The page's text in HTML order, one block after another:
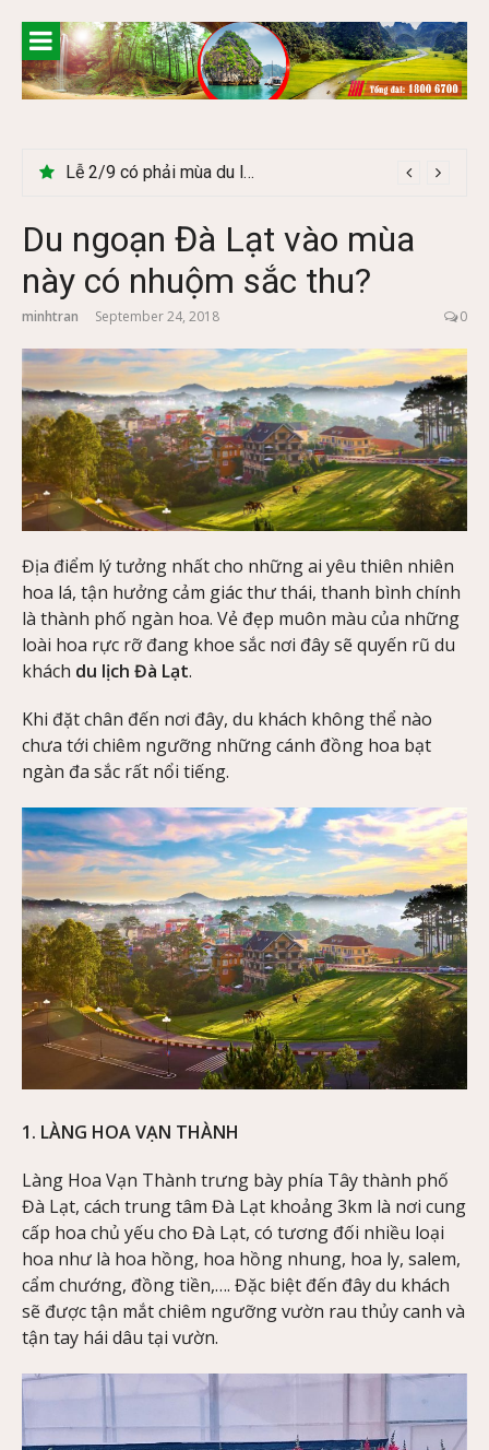
content
Cây Ráy khổng lồ tại vườn Quốc gia Cúc Phương
Du ngoạn Đà Lạt vào mùa
này có nhuộm sắc thu?
minhtran September 24, 2018 0
Địa điểm lý tưởng nhất cho những ai yêu thiên nhiên
hoa lá, tận hưởng cảm giác thư thái, thanh bình chính
là thành phố ngàn hoa. Vẻ đẹp muôn màu của những
loài hoa rực rỡ đang khoe sắc nơi đây sẽ quyến rũ du
khách du lịch Đà Lạt.
Khi đặt chân đến nơi đây, du khách không thể nào
chưa tới chiêm ngưỡng những cánh đồng hoa bạt
ngàn đa sắc rất nổi tiếng.
1. LÀNG HOA VẠN THÀNH
Làng Hoa Vạn Thành trưng bày phía Tây thành phố
Đà Lạt, cách trung tâm Đà Lạt khoảng 3km là nơi cung
cấp hoa chủ yếu cho Đà Lạt, có tương đối nhiều loại
hoa như là hoa hồng, hoa hồng nhung, hoa ly, salem,
cẩm chướng, đồng tiền,…. Đặc biệt đến đây du khách
sẽ được tận mắt chiêm ngưỡng vườn rau thủy canh và
tận tay hái dâu tại vườn.